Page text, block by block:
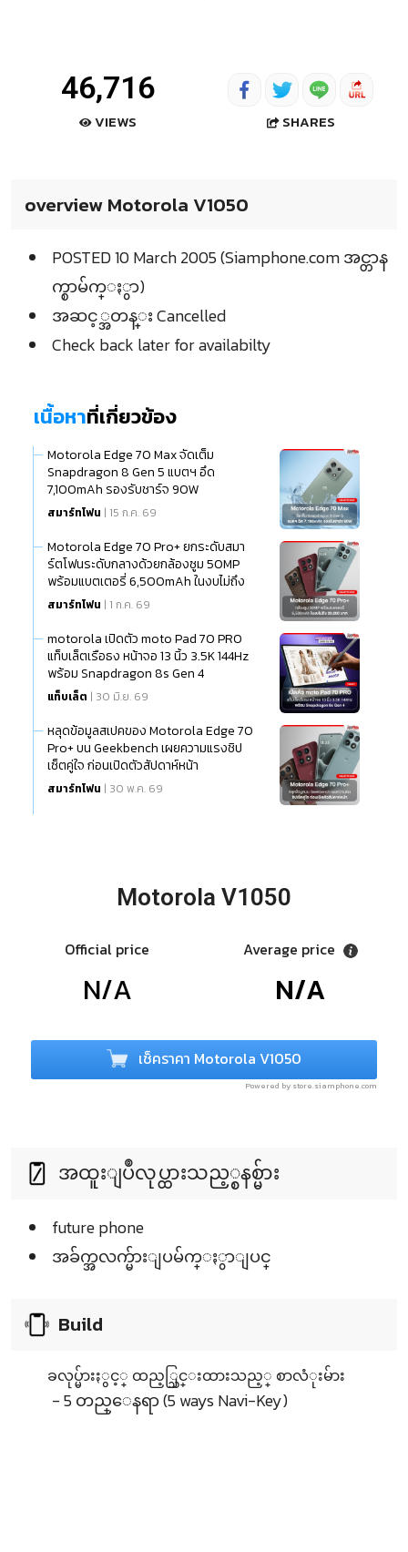
46,716
VIEWS SHARES
overview Motorola V1050
POSTED 10 March 2005 (Siamphone.com အင္တာန
က္စာမ်က္ႏွာ)
အဆင့္အတန္း Cancelled
Check back later for availabilty
เนื้อหาที่เกี่ยวข้อง
Motorola Edge 70 Max จัดเต็ม
Snapdragon 8 Gen 5 แบตฯ อึด
7,100mAh รองรับชาร์จ 90W
สมาร์ทโฟน | 15 ก.ค. 69
Motorola Edge 70 Pro+ ยกระดับสมา
ร์ตโฟนระดับกลางด้วยกล้องซูม 50MP
พร้อมแบตเตอรี่ 6,500mAh ในงบไม่ถึง
20,000 บาท
สมาร์ทโฟน | 1 ก.ค. 69
motorola เปิดตัว moto Pad 70 PRO
แท็บเล็ตเรือธง หน้าจอ 13 นิ้ว 3.5K 144Hz
พร้อม Snapdragon 8s Gen 4
แท็บเล็ต | 30 มิ.ย. 69
หลุดข้อมูลสเปคของ Motorola Edge 70
Pro+ บน Geekbench เผยความแรงชิป
เซ็ตคู่ใจ ก่อนเปิดตัวสัปดาห์หน้า
สมาร์ทโฟน | 30 พ.ค. 69
Motorola V1050
Official price
N/A
Average price
N/A
เช็คราคา Motorola V1050
Powered by store.siamphone.com
အထူးျပဳလုပ္ထားသည့္စနစ္မ်ား
future phone
အခ်က္အလက္မ်ားျပမ်က္ႏွာျပင္
Build
ခလုပ္မ်ားႏွင့္ ထည့္သြင္းထားသည့္ စာလံုးမ်ား
- 5 တည္ေနရာ (5 ways Navi-Key)